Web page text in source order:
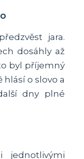
jara.
dosáhly až
byl příjemný
hlásí o slovo a
dny plné
jednotlivými